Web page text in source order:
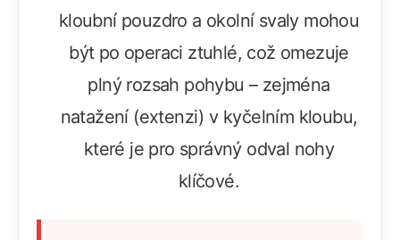
kloubní pouzdro a okolní svaly mohou
být po operaci ztuhlé, což omezuje
plný rozsah pohybu – zejména
natažení (extenzi) v kyčelním kloubu,
které je pro správný odval nohy
klíčové.